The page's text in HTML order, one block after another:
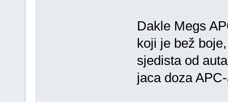
Dakle Megs
koji je bež
sjedista od
jaca doza